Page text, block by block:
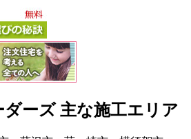
ーズ 主な施工エリア